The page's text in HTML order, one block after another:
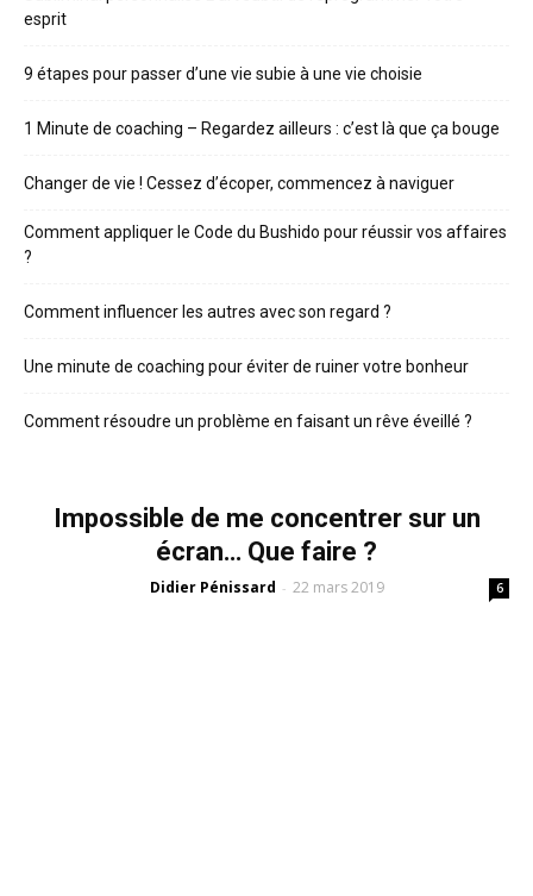
esprit
9 étapes pour passer d’une vie subie à une vie choisie
1 Minute de coaching – Regardez ailleurs : c’est là que ça bouge
Changer de vie ! Cessez d’écoper, commencez à naviguer
Comment appliquer le Code du Bushido pour réussir vos affaires
?
Comment influencer les autres avec son regard ?
Une minute de coaching pour éviter de ruiner votre bonheur
Comment résoudre un problème en faisant un rêve éveillé ?
Impossible de me concentrer sur un
écran… Que faire ?
Didier Pénissard - 22 mars 2019 6